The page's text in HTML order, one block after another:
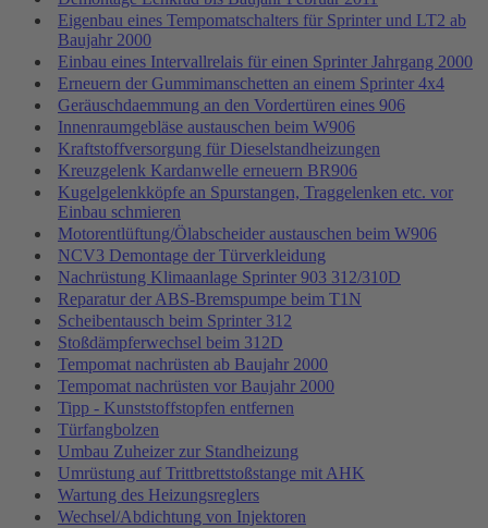
Eigenbau eines Tempomatschalters für Sprinter und LT2 ab
Baujahr 2000
Einbau eines Intervallrelais für einen Sprinter Jahrgang 2000
Erneuern der Gummimanschetten an einem Sprinter 4x4
Geräuschdaemmung an den Vordertüren eines 906
Innenraumgebläse austauschen beim W906
Kraftstoffversorgung für Dieselstandheizungen
Kreuzgelenk Kardanwelle erneuern BR906
Kugelgelenkköpfe an Spurstangen, Traggelenken etc. vor
Einbau schmieren
Motorentlüftung/Ölabscheider austauschen beim W906
NCV3 Demontage der Türverkleidung
Nachrüstung Klimaanlage Sprinter 903 312/310D
Reparatur der ABS-Bremspumpe beim T1N
Scheibentausch beim Sprinter 312
Stoßdämpferwechsel beim 312D
Tempomat nachrüsten ab Baujahr 2000
Tempomat nachrüsten vor Baujahr 2000
Tipp - Kunststoffstopfen entfernen
Türfangbolzen
Umbau Zuheizer zur Standheizung
Umrüstung auf Trittbrettstoßstange mit AHK
Wartung des Heizungsreglers
Wechsel/Abdichtung von Injektoren